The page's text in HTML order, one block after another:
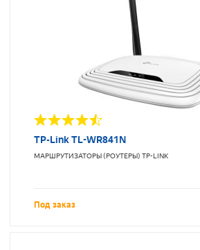
TP-Link TL-WR841N
МАРШРУТИЗАТОРЫ (РОУТЕРЫ) TP-LINK
Под заказ